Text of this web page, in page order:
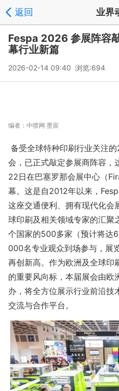
返回 业界
Fespa 2026 参展阵容
幕行业新篇
2026-02-14 09:40 浏览:694
编者： 中喷网 墨宸
备受全球特种印刷行业关注
会，已正式敲定参展商阵容，
22日在巴塞罗那会展中心（
幕。这是自2012年以来，
这座交通便利、拥有现代化会
球印刷及相关领域专家的汇聚
个国家的500多家（预计将达
000名专业观众到场参与，展
再创新高。作为欧洲及全球印
的重要风向标，本届展会由欧
办，将全方位展示行业前沿技
交流与合作平台。